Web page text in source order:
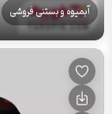
آبمیوه و بستنی فروشی